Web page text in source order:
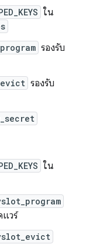
ใน
รองรับ
รองรับ
ใน
แวร์